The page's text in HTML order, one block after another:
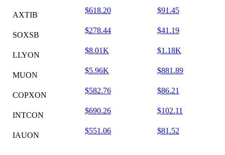
AXTIB
$618.20 $91.45
SOXSB
$278.44 $41.19
LLYON
$8.01K $1.18K
MUON
$5.96K $881.89
COPXON
$582.76 $86.21
INTCON
$690.26 $102.11
IAUON
$551.06 $81.52